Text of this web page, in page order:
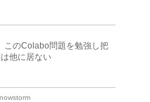
このColabo問題を勉強し把
他に居ない